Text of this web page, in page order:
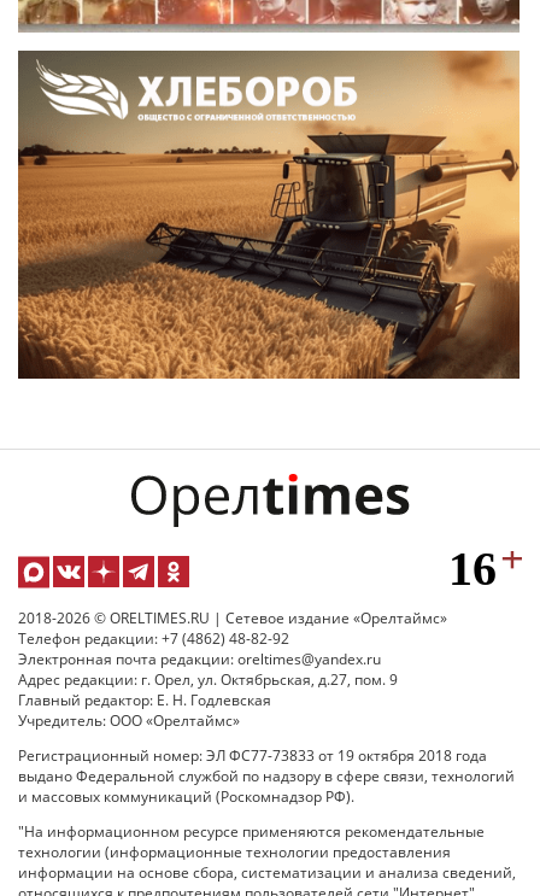
2018-2026 © ORELTIMES.RU | Сетевое издание «Орелтаймс»
Телефон редакции: +7 (4862) 48-82-92
Электронная почта редакции: oreltimes@yandex.ru
Адрес редакции: г. Орел, ул. Октябрьская, д.27, пом. 9
Главный редактор: Е. Н. Годлевская
Учредитель: ООО «Орелтаймс»
Регистрационный номер: ЭЛ ФС77-73833 от 19 октября 2018 года
выдано Федеральной службой по надзору в сфере связи, технологий
и массовых коммуникаций (Роскомнадзор РФ).
"На информационном ресурсе применяются рекомендательные
технологии (информационные технологии предоставления
информации на основе сбора, систематизации и анализа сведений,